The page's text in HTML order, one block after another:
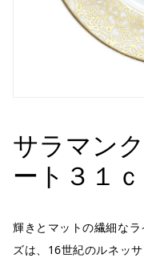
サラマン
ート３１
輝きとマットの繊細な
ズは、16世紀のルネッ